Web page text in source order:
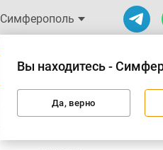
Симферополь
Вы находитесь -
Да, верно